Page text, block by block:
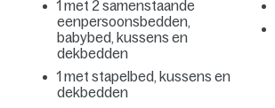
1 met 2 samenstaande
eenpersoonsbedden,
babybed, kussens en
dekbedden
1 met stapelbed, kussens en
dekbedden